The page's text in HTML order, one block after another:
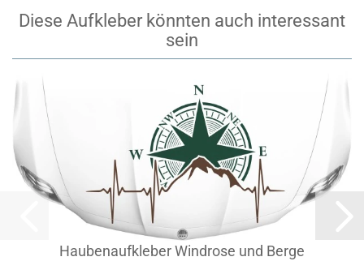
Diese Aufkleber könnten auch interessant
sein
Haubenaufkleber Windrose und Berge